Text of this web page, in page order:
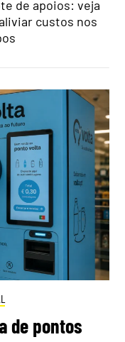
de apoios: veja
custos nos
de pontos